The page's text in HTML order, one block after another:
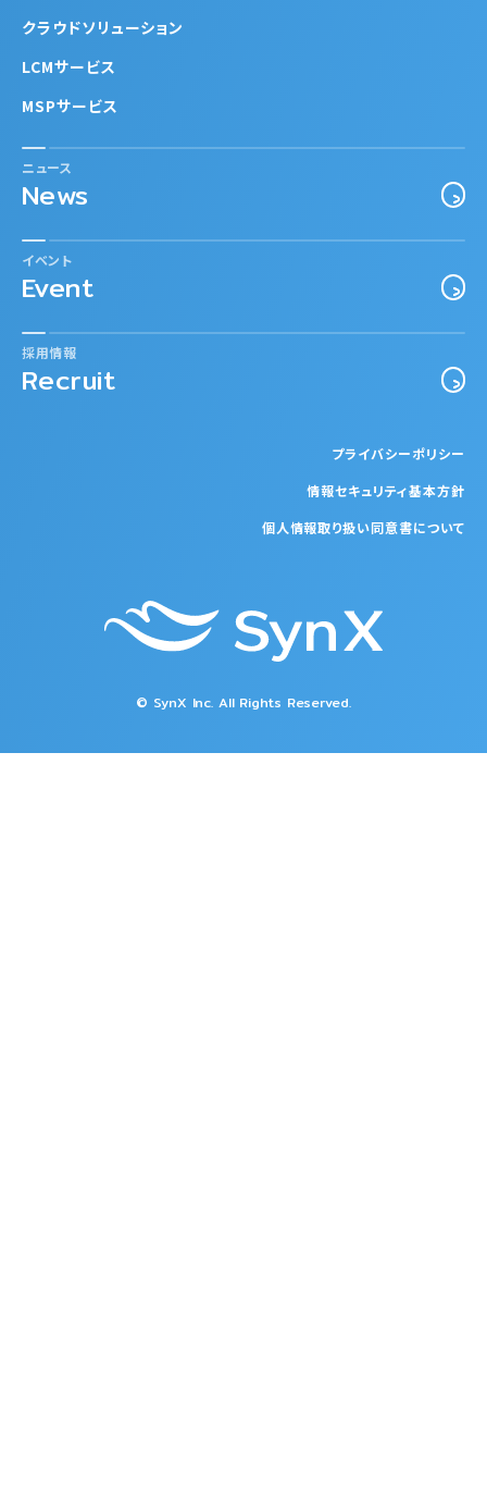
© SynX Inc. All Rights Reserved.
クラウドソリューション
LCMサービス
MSPサービス
ニュース
News
イベント
Event
採用情報
Recruit
プライバシーポリシー
情報セキュリティ基本方針
個人情報取り扱い同意書について